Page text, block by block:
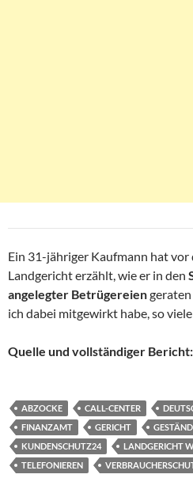
Ein 31-jähriger Kaufmann hat
Landgericht erzählt, wie er in den
angelegter Betrügereiengeraten
ich dabei mitgewirkt habe, so
Quelle und vollständiger Bericht:
ABZOCKE CALL-CENTER
FINANZAMT
GERICHT
KUNDENSCHUTZ24
LANDGERICHT
TELEFONIEREN